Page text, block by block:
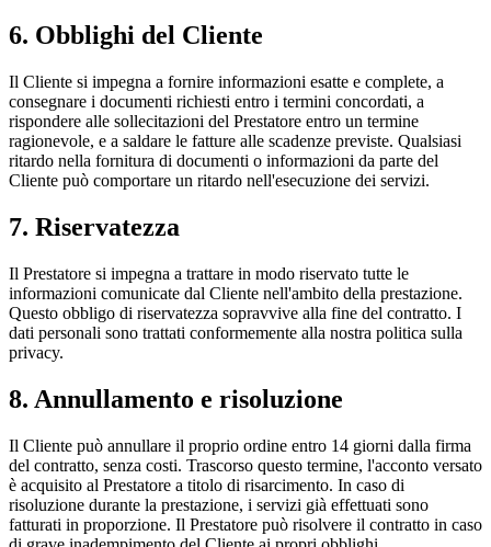
6. Obblighi del Cliente
Il Cliente si impegna a fornire informazioni esatte e complete, a
consegnare i documenti richiesti entro i termini concordati, a
rispondere alle sollecitazioni del Prestatore entro un termine
ragionevole, e a saldare le fatture alle scadenze previste. Qualsiasi
ritardo nella fornitura di documenti o informazioni da parte del
Cliente può comportare un ritardo nell'esecuzione dei servizi.
7. Riservatezza
Il Prestatore si impegna a trattare in modo riservato tutte le
informazioni comunicate dal Cliente nell'ambito della prestazione.
Questo obbligo di riservatezza sopravvive alla fine del contratto. I
dati personali sono trattati conformemente alla nostra politica sulla
privacy.
8. Annullamento e risoluzione
Il Cliente può annullare il proprio ordine entro 14 giorni dalla firma
del contratto, senza costi. Trascorso questo termine, l'acconto versato
è acquisito al Prestatore a titolo di risarcimento. In caso di
risoluzione durante la prestazione, i servizi già effettuati sono
fatturati in proporzione. Il Prestatore può risolvere il contratto in caso